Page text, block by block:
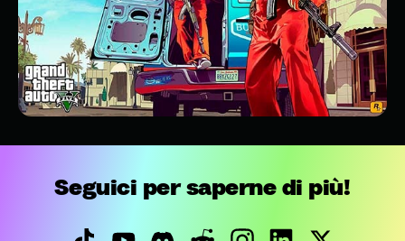
Seguici per saperne di più!